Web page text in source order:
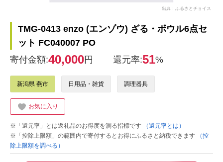
出典：ふるさとチョイス
TMG-0413 enzo (エンゾウ) ざる・ボウル6点セ
ット FC040007 PO
寄付金額:40,000円 還元率:51%
新潟県 燕市 日用品・雑貨 調理器具
お気に入り
※「還元率」とは返礼品のお得度を測る指標です
（還元率とは）
※「控除上限額」の範囲内で寄付するとお得にふるさと納税できます
（控
除上限額を調べる）